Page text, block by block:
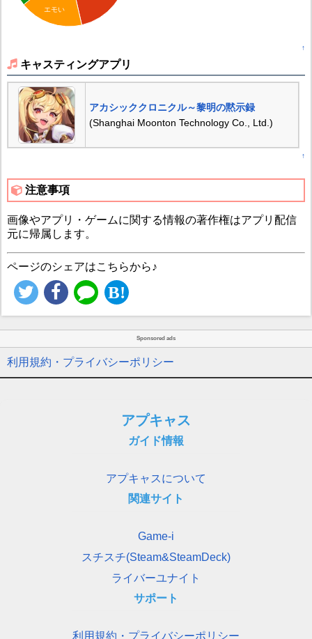
エモい
↑
キャスティングアプリ
アカシッククロニクル～黎明の黙示録
(Shanghai Moonton Technology Co., Ltd.)
↑
注意事項
画像やアプリ・ゲームに関する情報の著作権はアプリ配信
元に帰属します。
ページのシェアはこちらから♪
Sponsored ads
利用規約・プライバシーポリシー
アプキャス
ガイド情報
アプキャスについて
関連サイト
Game-i
スチスチ(Steam&SteamDeck)
ライバーユナイト
サポート
利用規約・プライバシーポリシー